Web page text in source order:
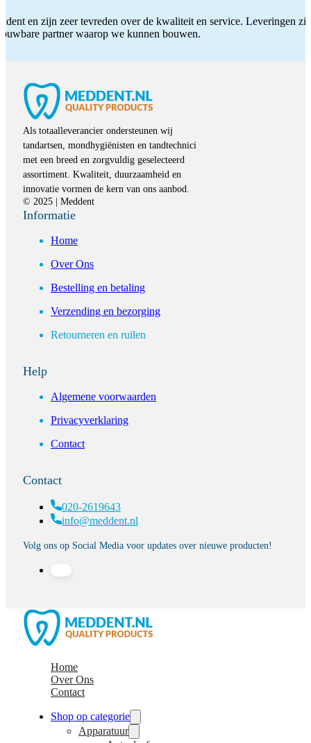
en zijn zeer tevreden over de kwaliteit en service. Leveringen
partner waarop we kunnen bouwen.
Als totaalleverancier ondersteunen wij
tandartsen, mondhygiënisten en tandtechnici
met een breed en zorgvuldig geselecteerd
assortiment. Kwaliteit, duurzaamheid en
innovatie vormen de kern van ons aanbod.
© 2025 | Meddent
Informatie
Home
Over Ons
Bestelling en betaling
Verzending en bezorging
Retourneren en ruilen
Help
Algemene voorwaarden
Privacyverklaring
Contact
Contact
020-2619643
info@meddent.nl
Volg ons op Social Media voor updates over nieuwe producten!
Home
Over Ons
Contact
Shop op categorie
Apparatuur